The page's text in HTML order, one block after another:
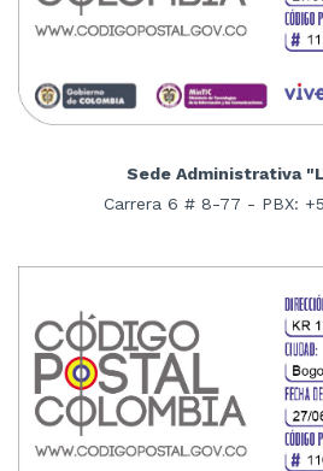
Sede Administrativa
Carrera 6 # 8-77 - PBX: